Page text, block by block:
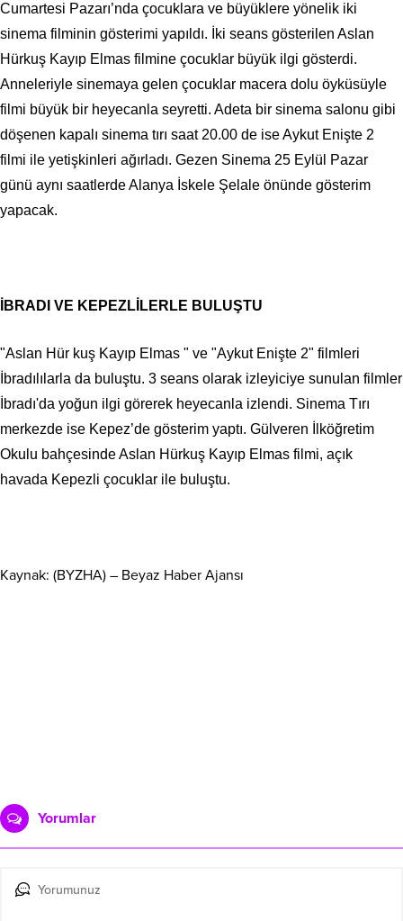
Cumartesi Pazarı’nda çocuklara ve büyüklere yönelik iki
sinema filminin gösterimi yapıldı. İki seans gösterilen Aslan
Hürkuş Kayıp Elmas filmine çocuklar büyük ilgi gösterdi.
Anneleriyle sinemaya gelen çocuklar macera dolu öyküsüyle
filmi büyük bir heyecanla seyretti. Adeta bir sinema salonu gibi
döşenen kapalı sinema tırı saat 20.00 de ise Aykut Enişte 2
filmi ile yetişkinleri ağırladı. Gezen Sinema 25 Eylül Pazar
günü aynı saatlerde Alanya İskele Şelale önünde gösterim
yapacak.
İBRADI VE KEPEZLİLERLE BULUŞTU
"Aslan Hür kuş Kayıp Elmas " ve "Aykut Enişte 2" filmleri
İbradılılarla da buluştu. 3 seans olarak izleyiciye sunulan filmler
İbradı'da yoğun ilgi görerek heyecanla izlendi. Sinema Tırı
merkezde ise Kepez’de gösterim yaptı. Gülveren İlköğretim
Okulu bahçesinde Aslan Hürkuş Kayıp Elmas filmi, açık
havada Kepezli çocuklar ile buluştu.
Kaynak: (BYZHA) – Beyaz Haber Ajansı
Yorumlar